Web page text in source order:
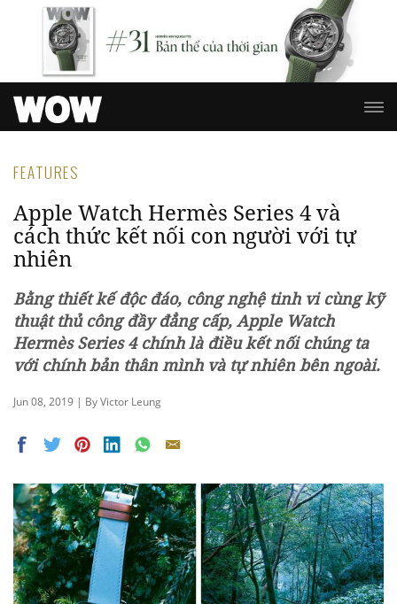
FEATURES
Apple Watch Hermès Series 4 và
cách thức kết nối con người với tự
nhiên
Bằng thiết kế độc đáo, công nghệ tinh vi cùng kỹ
thuật thủ công đầy đẳng cấp, Apple Watch
Hermès Series 4 chính là điều kết nối chúng ta
với chính bản thân mình và tự nhiên bên ngoài.
Jun 08, 2019 | By Victor Leung